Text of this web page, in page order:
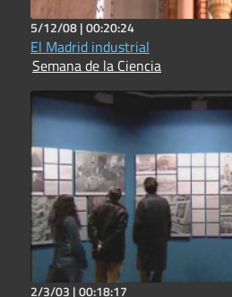
5/12/08 |00:20:24
El Madrid industrial
Semana de la Ciencia
2/3/03 |00:18:17